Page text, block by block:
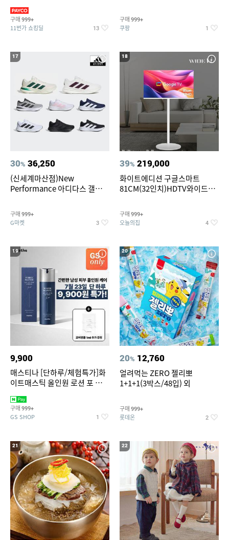
구매 999+
11번가 쇼킹딜 13
구매 999+
쿠팡 1
17
30% 36,250
(신세계마산점)New
Performance 아디다스 갤럭시
구매 999+
G마켓 3
18
39% 219,000
화이트에디션 구글스마트
81CM(32인치)HDTV와이드무
구매 999+
오늘의집 4
19
9,900
매스티나 [단하루/체험특가]화
이트매스틱 올인원 로션 포 맨
구매 999+
GS SHOP 1
20
20% 12,760
얼려먹는 ZERO 젤리뽀
1+1+1(3박스/48입) 외
구매 999+
롯데온 2
21 22